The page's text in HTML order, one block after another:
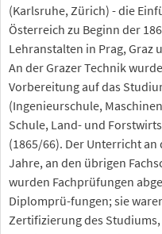
(Karlsruhe, Zürich) - die
Österreich zu Beginn der
Lehranstalten in Prag, Graz
An der Grazer Technik
Vorbereitung auf das
(Ingenieurschule,
Schule, Land- und
(1865/66). Der Unterricht
Jahre, an den übrigen
wurden Fachprüfungen
Diplomprü-fungen; sie
Zertifizierung des